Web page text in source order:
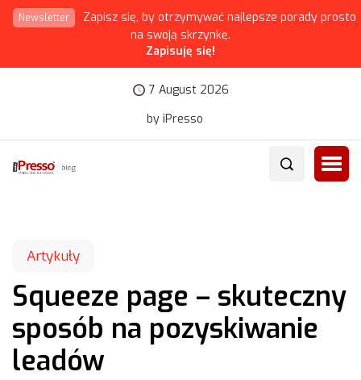
Newsletter
Zapisz się, by otrzymywać najlepsze porady prosto
na swoją skrzynkę.
Zapisuję się!
7 August 2026
by iPresso
Artykuły
Squeeze page – skuteczny
sposób na pozyskiwanie
leadów